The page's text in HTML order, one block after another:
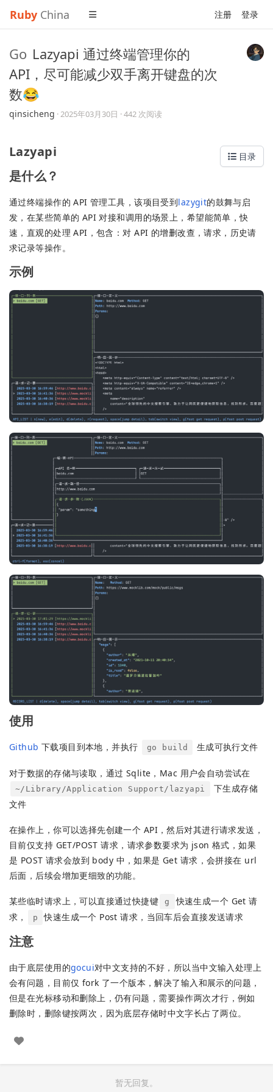
Ruby China 注册 登录
Go Lazyapi 通过终端管理你的
API，尽可能减少双手离开键盘的次
数😂
qinsicheng ·2025年03月30日 · 442 次阅读
目录
Lazyapi
是什么？
通过终端操作的 API 管理工具，该项目受到lazygit的鼓舞与启
发，在某些简单的 API 对接和调用的场景上，希望能简单，快
速，直观的处理 API，包含：对 API 的增删改查，请求，历史请
求记录等操作。
示例
使用
Github 下载项目到本地，并执行 go build 生成可执行文件
对于数据的存储与读取，通过 Sqlite，Mac 用户会自动尝试在
~/Library/Application Support/lazyapi
下生成存储
文件
在操作上，你可以选择先创建一个 API，然后对其进行请求发送，
目前仅支持 GET/POST 请求，请求参数要求为 json 格式，如果
是 POST 请求会放到 body 中，如果是 Get 请求，会拼接在 url
后面，后续会增加更细致的功能。
某些临时请求上，可以直接通过快捷键 g
快速生成一个 Get 请
求，
p 快速生成一个 Post 请求，当回车后会直接发送请求
注意
由于底层使用的gocui对中文支持的不好，所以当中文输入处理上
会有问题，目前仅 fork 了一个版本，解决了输入和展示的问题，
但是在光标移动和删除上，仍有问题，需要操作两次才行，例如
删除时，删除键按两次，因为底层存储时中文字长占了两位。
暂无回复。